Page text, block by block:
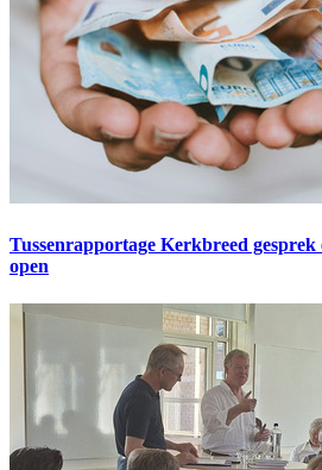
Tussenrapportage Kerkbreed gesprek
open